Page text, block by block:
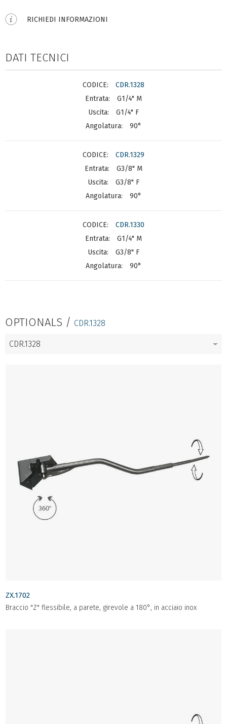
RICHIEDI INFORMAZIONI
DATI TECNICI
CDR.1328
G1/4" M
G1/4" F
90°
CDR.1329
G3/8" M
G3/8" F
90°
CDR.1330
G1/4" M
G3/8" F
90°
OPTIONALS / CDR.1328
ZX.1702
Braccio "Z" flessibile, a parete, girevole a 180°, in acciaio inox